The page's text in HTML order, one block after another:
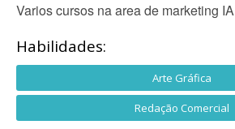
Varios cursos na area de marketing IA
Habilidades:
Arte Gráfica
Redação Comercial